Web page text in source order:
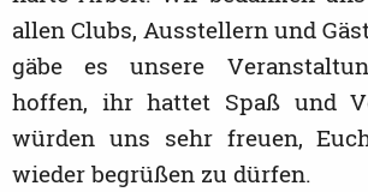
allen Clubs, Ausstellern und
gäbe es unsere
hoffen, ihr hattet Spaß und
würden uns sehr freuen,
wieder begrüßen zu dürfen.